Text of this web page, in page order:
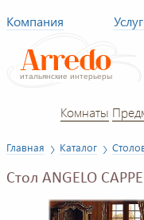
Компания
Комнаты
Главная Каталог
Стол ANGELO